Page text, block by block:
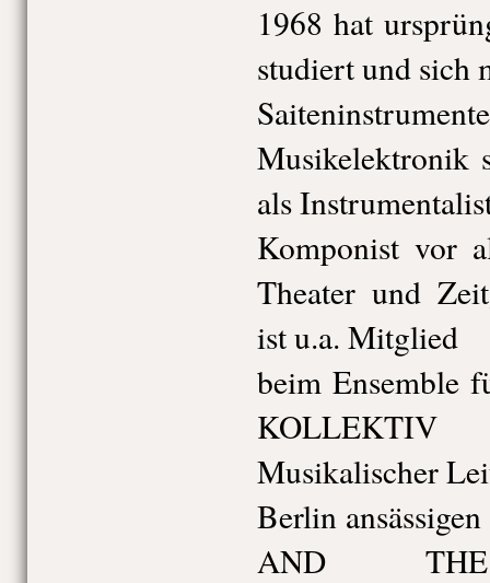
1968 hat
studiert und sich
Musikelektronik
als
Komponist vor
Theater und
ist u.a. Mitglied
beim Ensemble
Musikalischer
Berlin
AND THE